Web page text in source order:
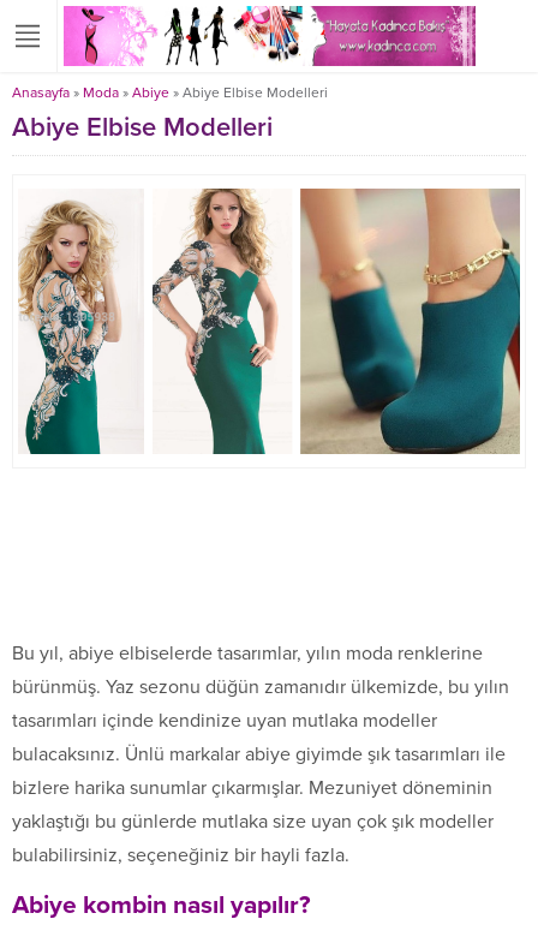
Anasayfa » Moda » Abiye » Abiye Elbise Modelleri
Abiye Elbise Modelleri
Bu yıl, abiye elbiselerde tasarımlar, yılın moda renklerine
bürünmüş. Yaz sezonu düğün zamanıdır ülkemizde, bu yılın
tasarımları içinde kendinize uyan mutlaka modeller
bulacaksınız. Ünlü markalar abiye giyimde şık tasarımları ile
bizlere harika sunumlar çıkarmışlar. Mezuniyet döneminin
yaklaştığı bu günlerde mutlaka size uyan çok şık modeller
bulabilirsiniz, seçeneğiniz bir hayli fazla.
Abiye kombin nasıl yapılır?